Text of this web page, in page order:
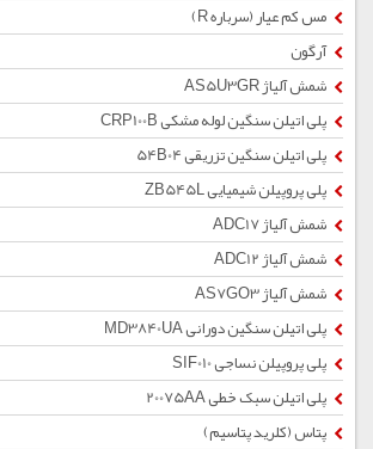
مس کم عیار (سرباره R)
آرگون
شمش آلیاژ AS5U3GR
پلی اتیلن سنگین لوله مشکی CRP100B
پلی اتیلن سنگین تزریقی 54B04
پلی پروپیلن شیمیایی ZB545L
شمش آلیاژ ADC17
شمش آلیاژ ADC12
شمش آلیاژ AS7GO3
پلی اتیلن سنگین دورانی MD3840UA
پلی پروپیلن نساجی SIF010
پلی اتیلن سبک خطی 20075AA
پتاس (کلرید پتاسیم)